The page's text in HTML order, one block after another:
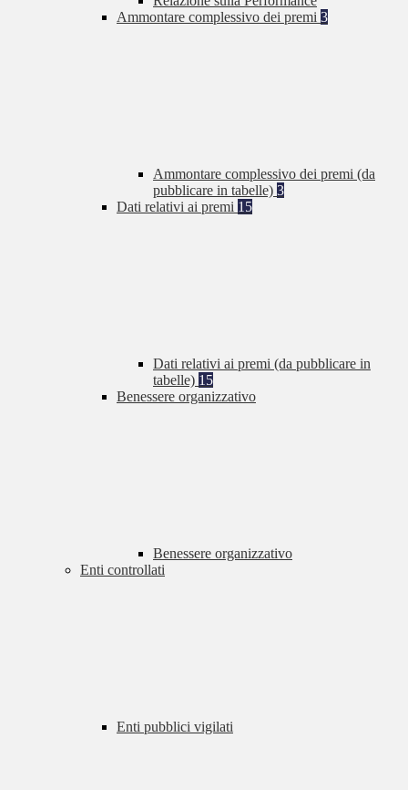
Ammontare complessivo dei premi 3
Ammontare complessivo dei premi (da
pubblicare in tabelle) 3
Dati relativi ai premi 15
Dati relativi ai premi (da pubblicare in
tabelle) 15
Benessere organizzativo
Benessere organizzativo
Enti controllati
Enti pubblici vigilati